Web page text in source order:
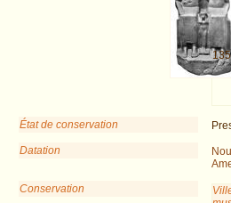
135
État de conservation
Datation
Conservation